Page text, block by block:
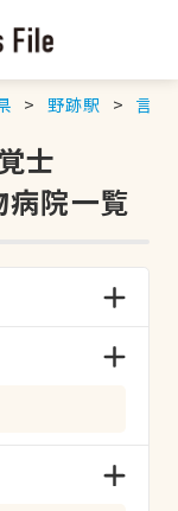
野跡駅 言語
士
病院一覧